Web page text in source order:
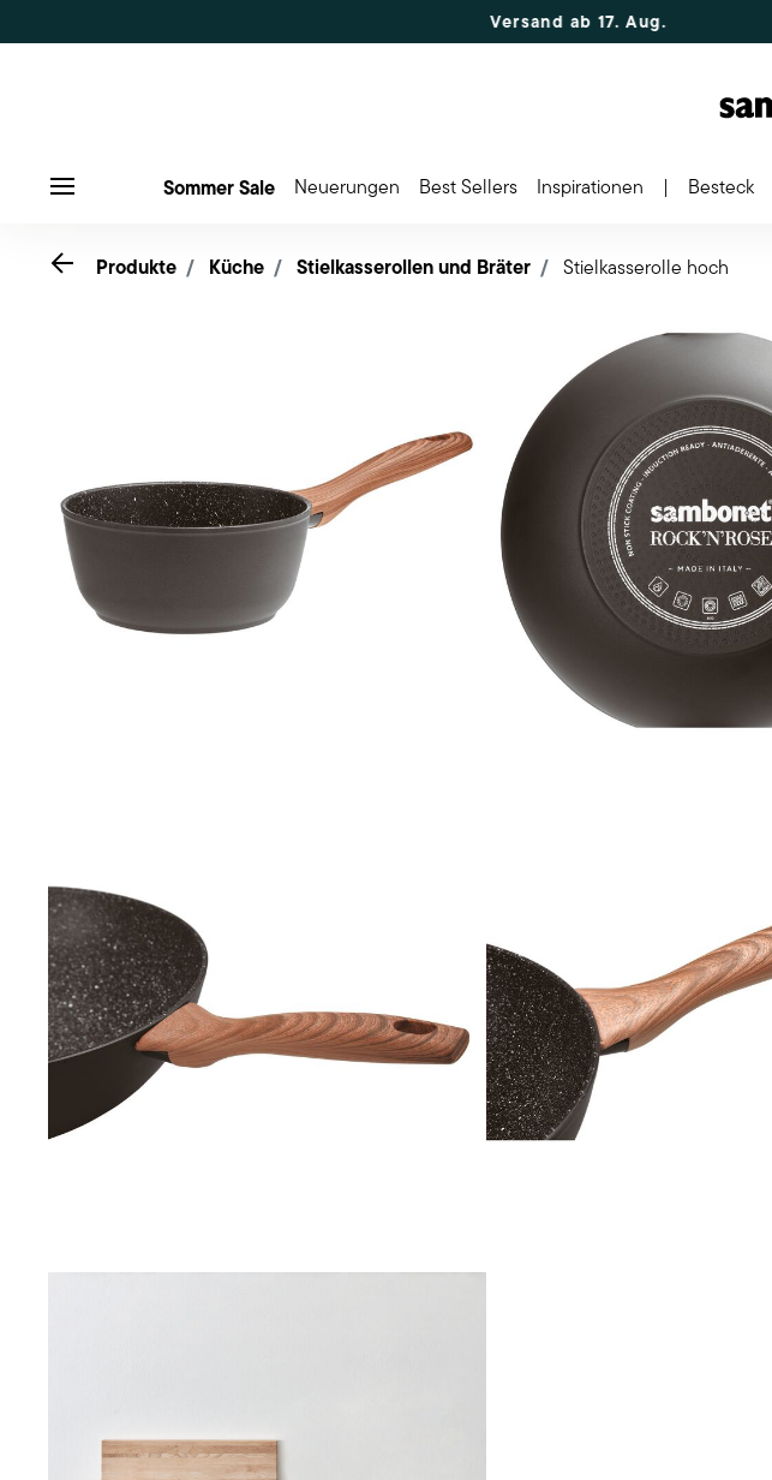
zu 50% Rabatt | Bestellungen 7.–16. Aug.: Versand ab 17. Aug.
Sommer Sale Neuerungen Best Sellers Inspirationen | Besteck
Go back
Produkte Küche Stielkasserollen und Bräter Stielkasserolle hoch